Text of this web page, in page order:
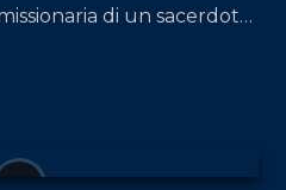
di un sacerdote